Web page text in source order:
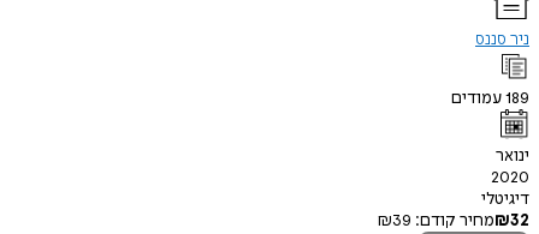
ניר סננס
189עמודים
ינואר
2020
דיגיטלי
₪32 מחיר קודם: ₪39